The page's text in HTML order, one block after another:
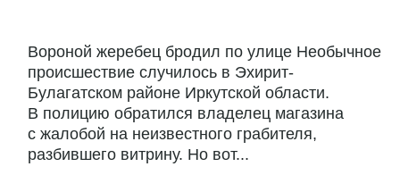
Вороной жеребец бродил по улице Необычное
происшествие случилось в Эхирит-
Булагатском районе Иркутской области.
В полицию обратился владелец магазина
с жалобой на неизвестного грабителя,
разбившего витрину. Но вот...